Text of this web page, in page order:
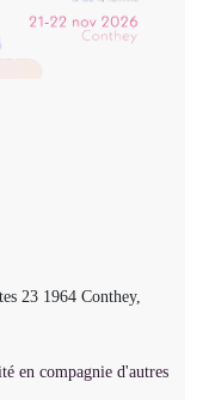
23 1964 Conthey,
en compagnie d'autres